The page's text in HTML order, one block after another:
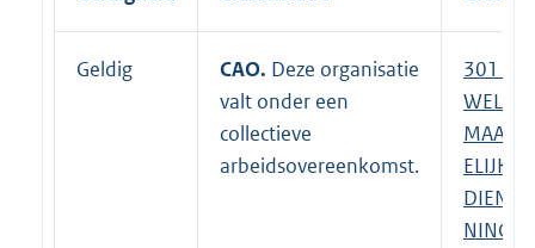
Geldig CAO. Deze organisatie
valt onder een
collectieve
arbeidsovereenkomst.
E
x
t
e
r
n
301 -
ELIJKE
NING